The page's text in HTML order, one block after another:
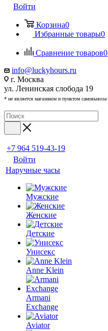
Войти
Корзина0
Избранные товары0
Сравнение товаров0
info@luckyhours.ru
г. Москва
ул. Ленинская слобода 19
* не является магазином и пунктом самовывоза
+7 964 519-43-19
Войти
Наручные часы
Мужские
Женские
Детские
Унисекс
Anne Klein
Armani
Exchange
Aviator